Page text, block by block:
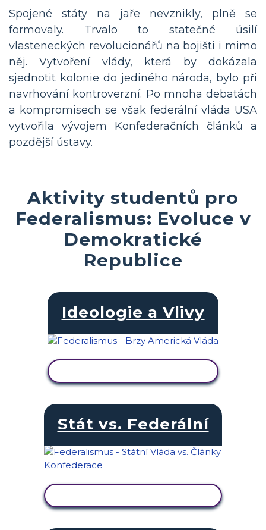
Spojené státy na jaře nevznikly, plně se
formovaly. Trvalo to statečné úsilí
vlasteneckých revolucionářů na bojišti i mimo
něj. Vytvoření vlády, která by dokázala
sjednotit kolonie do jediného národa, bylo při
navrhování kontroverzní. Po mnoha debatách
a kompromisech se však federální vláda USA
vytvořila vývojem Konfederačních článků a
pozdější ústavy.
Aktivity studentů pro
Federalismus: Evoluce v
Demokratické
Republice
Ideologie a Vlivy
Stát vs. Federální